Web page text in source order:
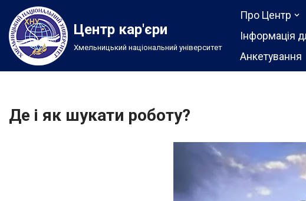
Перейти
до
вмісту
Центр кар'єри
Хмельницький національний університет
Про Центр
Інформація
Анкетування
Де і як шукати роботу?